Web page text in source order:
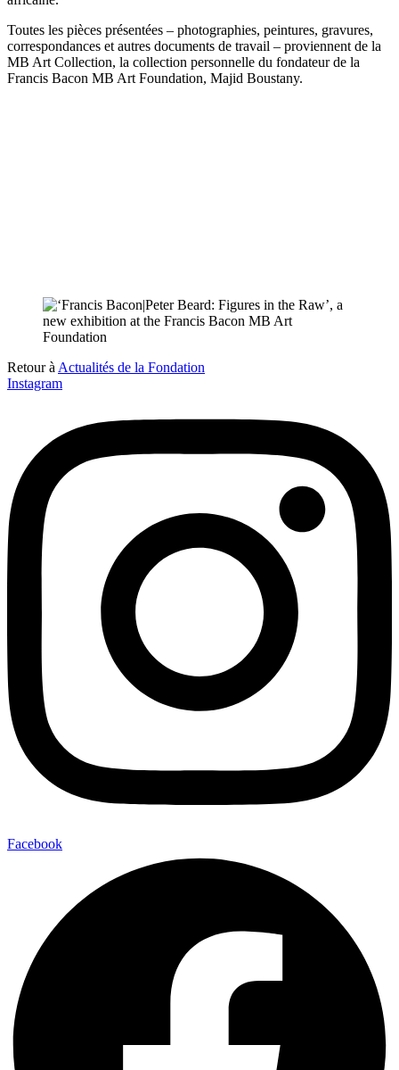
Toutes les pièces présentées – photographies, peintures, gravures,
correspondances et autres documents de travail – proviennent de la
MB Art Collection, la collection personnelle du fondateur de la
Francis Bacon MB Art Foundation, Majid Boustany.
Retour à Actualités de la Fondation
Instagram
Facebook